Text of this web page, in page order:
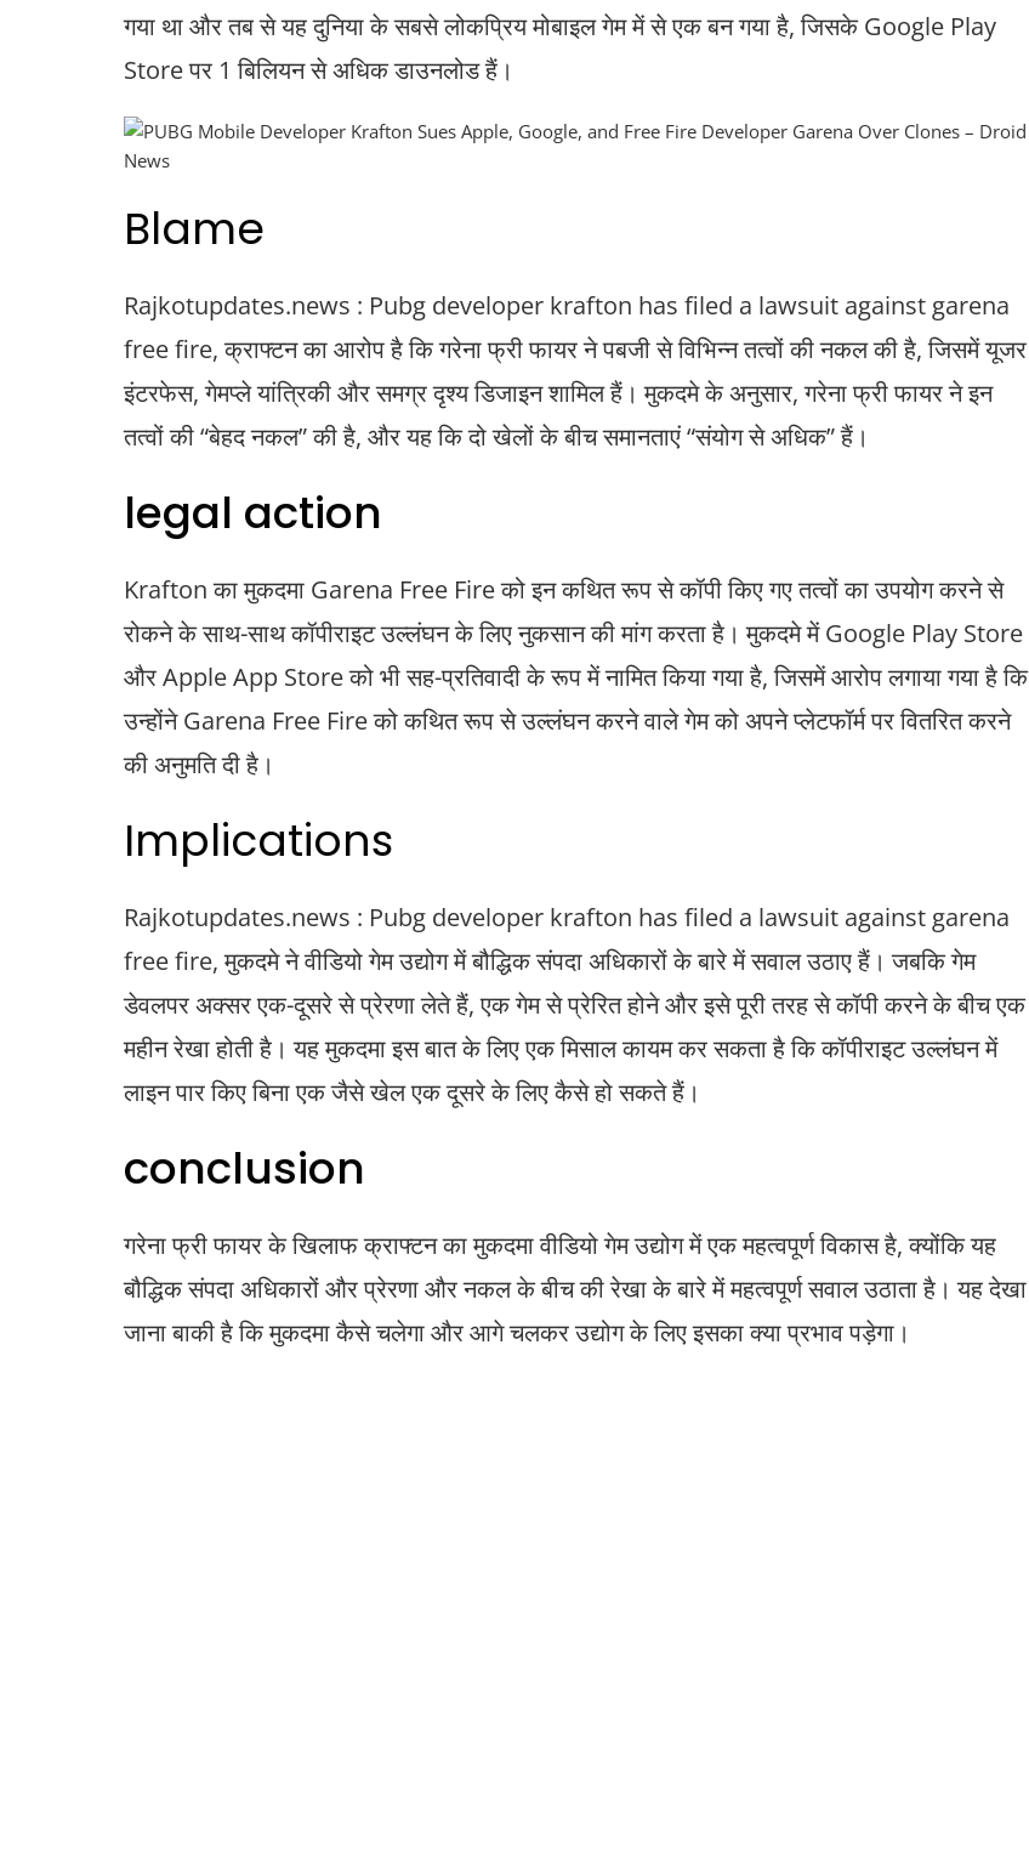
गया था और तब से यह दुनिया के सबसे लोकप्रिय मोबाइल गेम में से एक बन गया है, जिसके Google Play
Store पर 1 बिलियन से अधिक डाउनलोड हैं।
Blame
Rajkotupdates.news : Pubg developer krafton has filed a lawsuit against garena
free fire, क्राफ्टन का आरोप है कि गरेना फ्री फायर ने पबजी से विभिन्न तत्वों की नकल की है, जिसमें यूजर
इंटरफेस, गेमप्ले यांत्रिकी और समग्र दृश्य डिजाइन शामिल हैं। मुकदमे के अनुसार, गरेना फ्री फायर ने इन
तत्वों की “बेहद नकल” की है, और यह कि दो खेलों के बीच समानताएं “संयोग से अधिक” हैं।
legal action
Krafton का मुकदमा Garena Free Fire को इन कथित रूप से कॉपी किए गए तत्वों का उपयोग करने से
रोकने के साथ-साथ कॉपीराइट उल्लंघन के लिए नुकसान की मांग करता है। मुकदमे में Google Play Store
और Apple App Store को भी सह-प्रतिवादी के रूप में नामित किया गया है, जिसमें आरोप लगाया गया है कि
उन्होंने Garena Free Fire को कथित रूप से उल्लंघन करने वाले गेम को अपने प्लेटफॉर्म पर वितरित करने
की अनुमति दी है।
Implications
Rajkotupdates.news : Pubg developer krafton has filed a lawsuit against garena
free fire, मुकदमे ने वीडियो गेम उद्योग में बौद्धिक संपदा अधिकारों के बारे में सवाल उठाए हैं। जबकि गेम
डेवलपर अक्सर एक-दूसरे से प्रेरणा लेते हैं, एक गेम से प्रेरित होने और इसे पूरी तरह से कॉपी करने के बीच एक
महीन रेखा होती है। यह मुकदमा इस बात के लिए एक मिसाल कायम कर सकता है कि कॉपीराइट उल्लंघन में
लाइन पार किए बिना एक जैसे खेल एक दूसरे के लिए कैसे हो सकते हैं।
conclusion
गरेना फ्री फायर के खिलाफ क्राफ्टन का मुकदमा वीडियो गेम उद्योग में एक महत्वपूर्ण विकास है, क्योंकि यह
बौद्धिक संपदा अधिकारों और प्रेरणा और नकल के बीच की रेखा के बारे में महत्वपूर्ण सवाल उठाता है। यह देखा
जाना बाकी है कि मुकदमा कैसे चलेगा और आगे चलकर उद्योग के लिए इसका क्या प्रभाव पड़ेगा।